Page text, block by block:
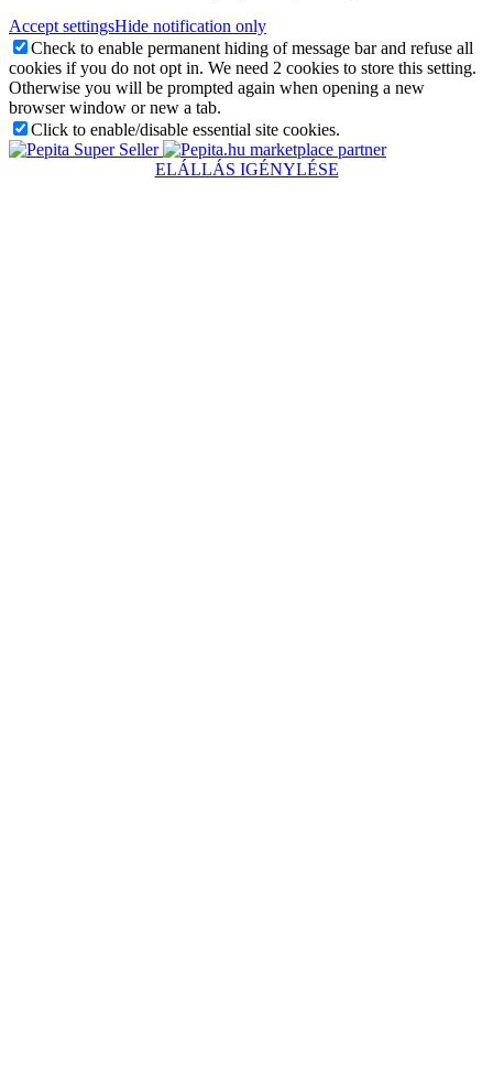
Accept settingsHide notification only
Check to enable permanent hiding of message bar and refuse all
cookies if you do not opt in. We need 2 cookies to store this setting.
Otherwise you will be prompted again when opening a new
browser window or new a tab.
Click to enable/disable essential site cookies.
marketplace partner
ELÁLLÁS IGÉNYLÉSE